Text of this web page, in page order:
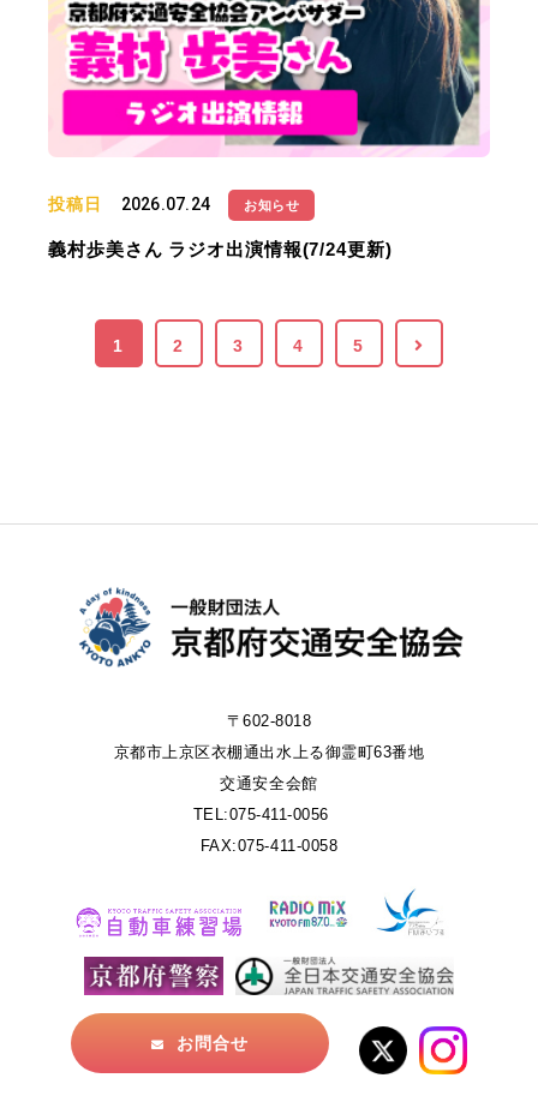
投稿日 2026.07.24 お知らせ
義村歩美さん ラジオ出演情報(7/24更新)
1 2 3 4 5
〒602-8018
京都市上京区衣棚通出水上る御霊町63番地
交通安全会館
TEL:075-411-0056
FAX:075-411-0058
お問合せ